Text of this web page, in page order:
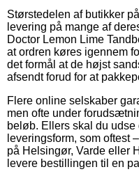
Størstedelen af butikker
levering på mange af
Doctor Lemon Lime
at ordren køres igennem
det formål at de højst
afsendt forud for at
Flere online selskaber
men ofte under
beløb. Ellers skal du
leveringsform, som oftest
på Helsingør, Varde eller
levere bestillingen til en